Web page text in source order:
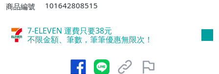
商品編號
101642808515
7-ELEVEN 運費只要38元
不限金額、筆數，筆筆優惠無限次！